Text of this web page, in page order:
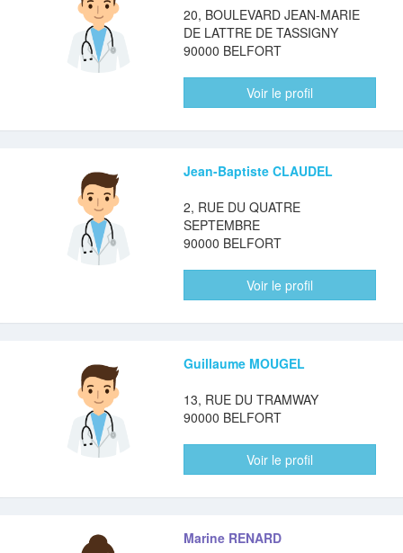
20, BOULEVARD JEAN-MARIE
DE LATTRE DE TASSIGNY
90000 BELFORT
Voir le profil
Jean-Baptiste CLAUDEL
2, RUE DU QUATRE
SEPTEMBRE
90000 BELFORT
Voir le profil
Guillaume MOUGEL
13, RUE DU TRAMWAY
90000 BELFORT
Voir le profil
Marine RENARD